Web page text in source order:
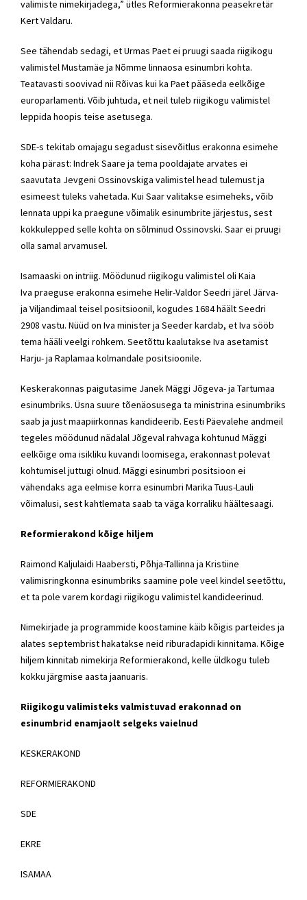
valimiste nimekirjadega,” ütles Reformierakonna peasekretär
Kert Valdaru.
See tähendab sedagi, et Urmas Paet ei pruugi saada riigikogu
valimistel Mustamäe ja Nõmme linnaosa esinumbri kohta.
Teatavasti soovivad nii Rõivas kui ka Paet pääseda eelkõige
europarlamenti. Võib juhtuda, et neil tuleb riigikogu valimistel
leppida hoopis teise asetusega.
SDE-s tekitab omajagu segadust sisevõitlus erakonna esimehe
koha pärast: Indrek Saare ja tema pooldajate arvates ei
saavutata Jevgeni Ossinovskiga valimistel head tulemust ja
esimeest tuleks vahetada. Kui Saar valitakse esimeheks, võib
lennata uppi ka praegune võimalik esinumbrite järjestus, sest
kokkulepped selle kohta on sõlminud Ossinovski. Saar ei pruugi
olla samal arvamusel.
Isamaaski on intriig. Möödunud riigikogu valimistel oli Kaia
Iva praeguse erakonna esimehe Helir-Valdor Seedri järel Järva-
ja Viljandimaal teisel positsioonil, kogudes 1684 häält Seedri
2908 vastu. Nüüd on Iva minister ja Seeder kardab, et Iva sööb
tema hääli veelgi rohkem. Seetõttu kaalutakse Iva asetamist
Harju- ja Raplamaa kolmandale positsioonile.
Keskerakonnas paigutasime Janek Mäggi Jõgeva- ja Tartumaa
esinumbriks. Üsna suure tõenäosusega ta ministrina esinumbriks
saab ja just maapiirkonnas kandideerib. Eesti Päevalehe andmeil
tegeles möödunud nädalal Jõgeval rahvaga kohtunud Mäggi
eelkõige oma isikliku kuvandi loomisega, erakonnast polevat
kohtumisel juttugi olnud. Mäggi esinumbri positsioon ei
vähendaks aga eelmise korra esinumbri Marika Tuus-Lauli
võimalusi, sest kahtlemata saab ta väga korraliku häältesaagi.
Reformierakond kõige hiljem
Raimond Kaljulaidi Haabersti, Põhja-Tallinna ja Kristiine
valimisringkonna esinumbriks saamine pole veel kindel seetõttu,
et ta pole varem kordagi riigikogu valimistel kandideerinud.
Nimekirjade ja programmide koostamine käib kõigis parteides ja
alates septembrist hakatakse neid riburadapidi kinnitama. Kõige
hiljem kinnitab nimekirja Reformierakond, kelle üldkogu tuleb
kokku järgmise aasta jaanuaris.
Riigikogu valimisteks valmistuvad erakonnad on
esinumbrid enamjaolt selgeks vaielnud
KESKERAKOND
REFORMIERAKOND
SDE
EKRE
ISAMAA